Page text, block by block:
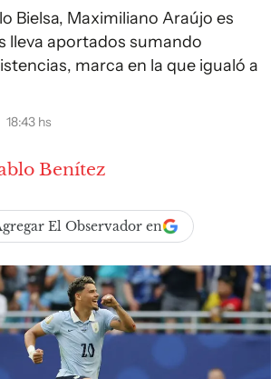
Bielsa, Maximiliano Araújo es
lleva aportados sumando
marca en la que igualó a
18:43 hs
Benítez
El Observador en